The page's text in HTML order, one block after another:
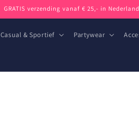
GRATIS verzending vanaf € 25,- in
Casual & Sportief Partywear